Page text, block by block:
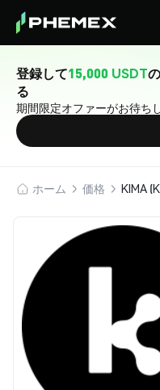
登録して15,000 USDT
る
期間限定オファーがお待ち
ホーム 価格 KIMA